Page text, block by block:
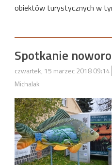
obiektów turystycznych w
Spotkanie
czwartek, 15 marzec 2018 09:14
Michalak